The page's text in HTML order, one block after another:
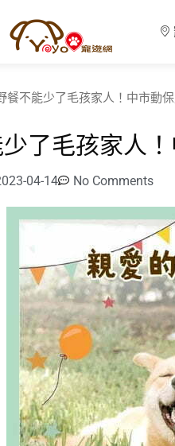
餐不能少了毛孩家人！中市動
了毛孩家人
04-14 No Comments